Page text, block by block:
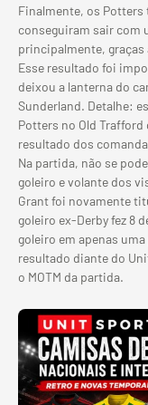
Finalmente, os Potters
conseguiram sair com
principalmente, graças
Esse resultado foi
deixou a lanterna do
Sunderland. Detalhe:
Potters no Old Trafford
resultado dos
Na partida, não se
goleiro e volante dos
Grant foi novamente
goleiro ex-Derby fez 8
goleiro em apenas
resultado diante do
o MOTM da partida.